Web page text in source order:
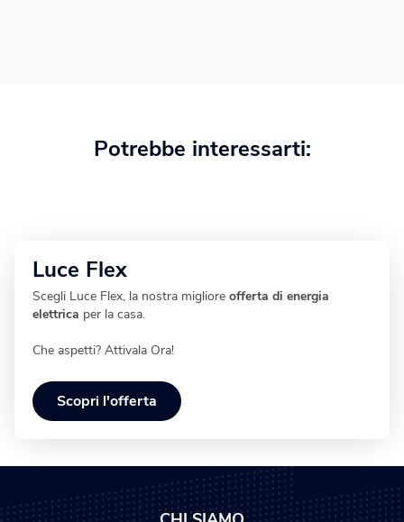
Potrebbe interessarti:
Luce Flex
Scegli Luce Flex, la nostra migliore offerta di energia
elettrica per la casa.
Che aspetti? Attivala Ora!
Scopri l'offerta